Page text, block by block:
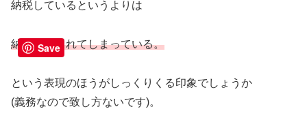
納税しているというよりは
納税させられてしまっている。
という表現のほうがしっくりくる印象でしょうか
(義務なので致し方ないです)。
Save